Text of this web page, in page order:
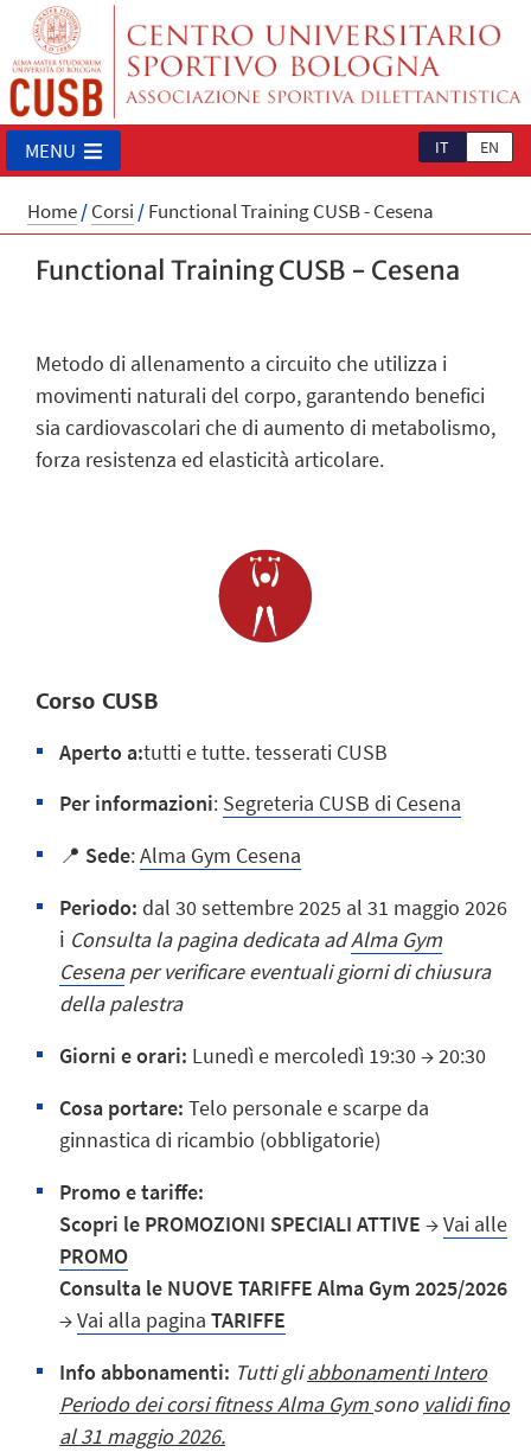
IT EN
MENU
Home/Corsi /Functional Training CUSB - Cesena
Functional Training CUSB - Cesena
Metodo di allenamento a circuito che utilizza i
movimenti naturali del corpo, garantendo benefici
sia cardiovascolari che di aumento di metabolismo,
forza resistenza ed elasticità articolare.
Corso CUSB
Aperto a:tutti e tutte.tesserati CUSB
Per informazioni: Segreteria CUSB di Cesena
📍 Sede:Alma Gym Cesena
Periodo: dal 30 settembre 2025 al 31 maggio 2026
ℹ️ Consulta la pagina dedicata adAlma Gym
Cesenaper verificare eventuali giorni di chiusura
della palestra
Giorni e orari: Lunedì e mercoledì 19:30 → 20:30
Cosa portare: Telo personaleescarpe da
ginnastica di ricambio (obbligatorie)
Promo e tariffe:
Scopri le PROMOZIONI SPECIALI ATTIVE →Vai alle
PROMO
Consulta le NUOVE TARIFFE Alma Gym 2025/2026
→Vai alla pagina TARIFFE
Info abbonamenti: Tutti gliabbonamenti Intero
Periodo dei corsi fitness Alma Gym sono validi fino
al 31 maggio 2026.